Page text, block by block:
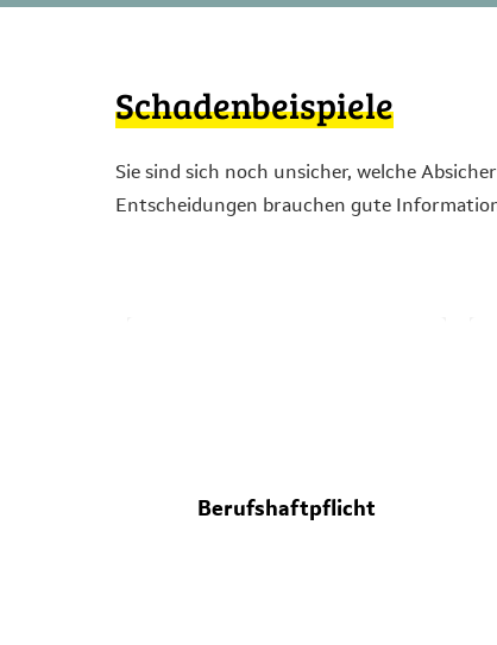
Schadenbeispiele
Sie sind sich noch unsicher, welche
Entscheidungen brauchen gute
Berufshaftpflicht
erinnern und die Forderung